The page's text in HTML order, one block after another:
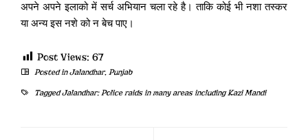
अपने अपने इलाको में सर्च अभियान चला रहे है। ताकि कोई भी नशा तस्कर
या अन्य इस नशे को न बेच पाए।
Post Views: 67
Posted inJalandhar, Punjab
TaggedJalandhar: Police raids in many areas including Kazi Mandi